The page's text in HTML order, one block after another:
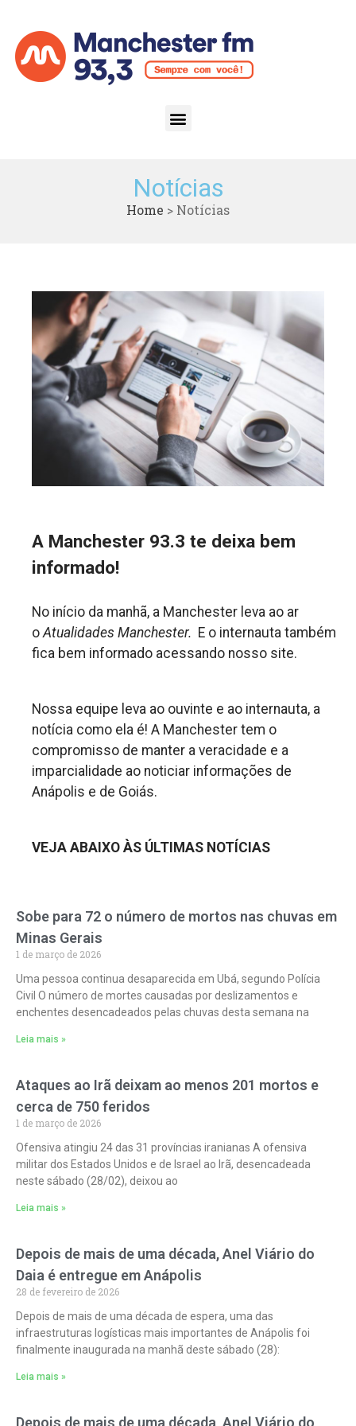
Notícias
Home > Notícias
A Manchester 93.3 te deixa bem
informado!
No início da manhã, a Manchester leva ao ar
oAtualidades Manchester. E o internauta também
fica bem informado acessando nosso site.
Nossa equipe leva ao ouvinte e ao internauta, a
notícia como ela é! A Manchester tem o
compromisso de manter a veracidade e a
imparcialidade ao noticiar informações de
Anápolis e de Goiás.
VEJA ABAIXO ÀS ÚLTIMAS NOTÍCIAS
Sobe para 72 o número de mortos nas chuvas em
Minas Gerais
1 de março de 2026
Uma pessoa continua desaparecida em Ubá, segundo Polícia
Civil O número de mortes causadas por deslizamentos e
enchentes desencadeados pelas chuvas desta semana na
Leia mais »
Ataques ao Irã deixam ao menos 201 mortos e
cerca de 750 feridos
1 de março de 2026
Ofensiva atingiu 24 das 31 províncias iranianas A ofensiva
militar dos Estados Unidos e de Israel ao Irã, desencadeada
neste sábado (28/02), deixou ao
Leia mais »
Depois de mais de uma década, Anel Viário do
Daia é entregue em Anápolis
28 de fevereiro de 2026
Depois de mais de uma década de espera, uma das
infraestruturas logísticas mais importantes de Anápolis foi
finalmente inaugurada na manhã deste sábado (28):
Leia mais »